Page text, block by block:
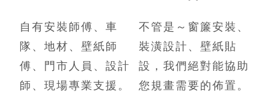
自有安裝師傅、車
隊、地材、壁紙師
傅、門市人員、設計
師、現場專業支援。
不管是～窗簾安裝、
裝潢設計、壁紙貼
設，我們絕對能協助
您規畫需要的佈置。